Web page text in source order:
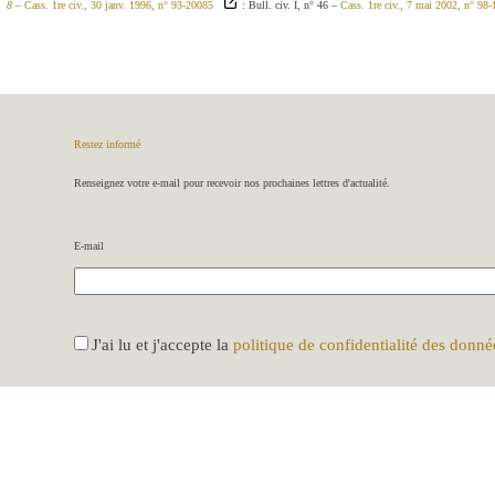
8 – Cass. 1re civ., 30 janv. 1996, n° 93-20085 : Bull. civ. I, n° 46 – Cass. 1re civ., 7 mai 2002, n° 98-
Restez informé
Renseignez votre e-mail pour recevoir nos prochaines lettres d'actualité.
E-mail
*
J'ai lu et j'accepte lapolitique de confidentialité des